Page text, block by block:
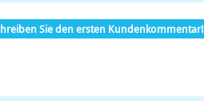
Sie den ersten Kundenkommentar!